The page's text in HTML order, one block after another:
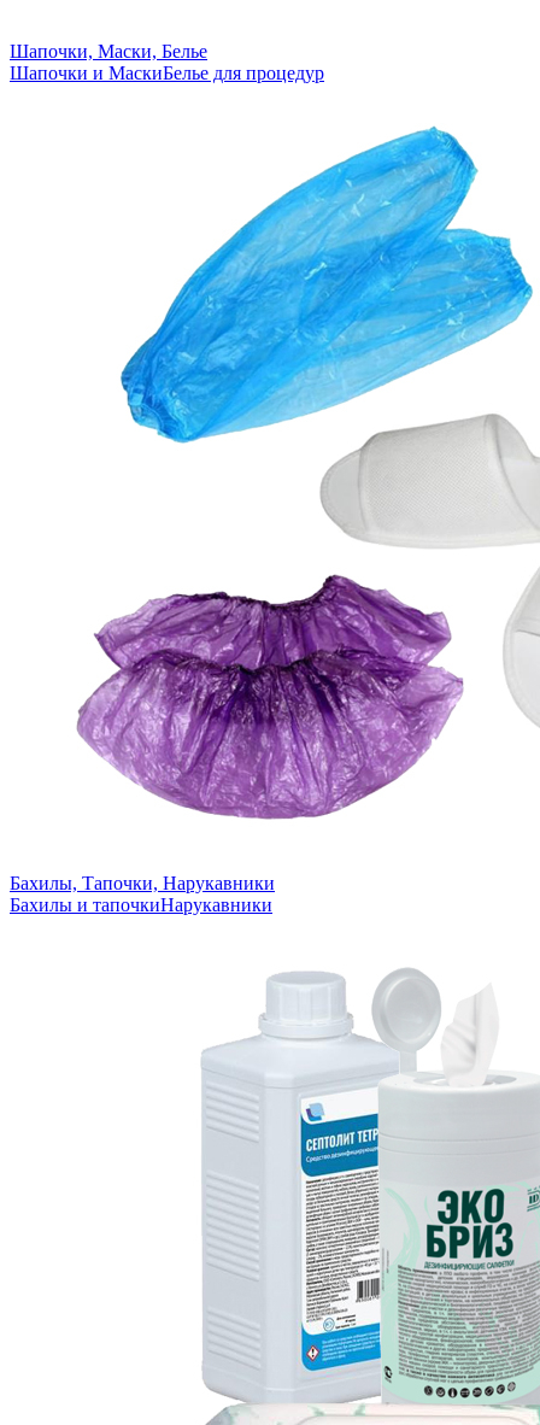
Шапочки, Маски, Белье
Шапочки и МаскиБелье для процедур
Бахилы, Тапочки, Нарукавники
Бахилы и тапочкиНарукавники